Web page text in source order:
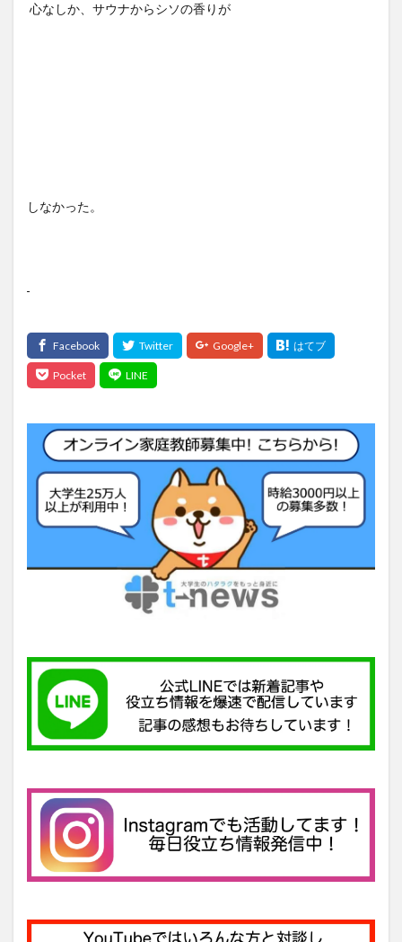
心なしか、サウナからシソの香りが
しなかった。